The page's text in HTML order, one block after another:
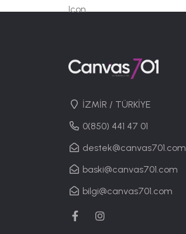
İZMİR / TÜRKİYE
0(850) 441 47 01
destek@canvas701.com
baski@canvas701.com
bilgi@canvas701.com